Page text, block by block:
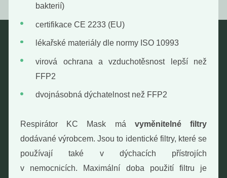
Nebaleno
Nebaleno s.r.o.
Bezobalové vegan potraviny
Praha 2 - Nusle
128 00
Tel.: (+420) 723 736 413
Email:info@nebaleno.eu
bakterií)
certifikace CE 2233 (EU)
lékařské materiály dle normy ISO 10993
virová ochrana a vzduchotěsnost lepší než
FFP2
dvojnásobná dýchatelnost než FFP2
Respirátor KC Mask má vyměnitelné filtry
dodávané výrobcem. Jsou to identické filtry, které se
používají také v dýchacích přístrojích
v nemocnicích. Maximální doba použití filtru je